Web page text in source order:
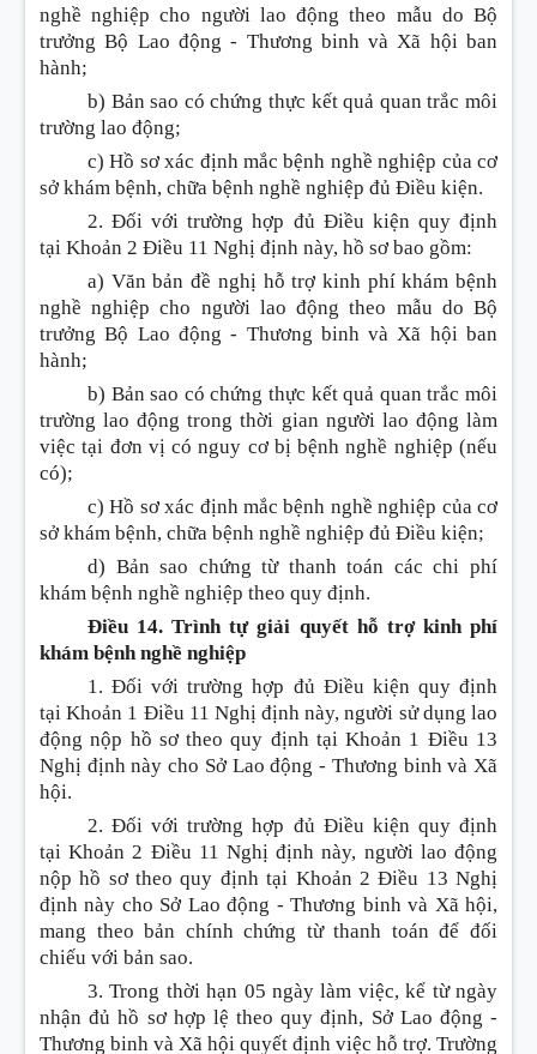
nghề nghiệp cho người lao động theo mẫu do Bộ
trưởng Bộ Lao động - Thương binh và Xã hội ban
hành;
b) Bản sao có chứng thực kết quả quan trắc môi
trường lao động;
c) Hồ sơ xác định mắc bệnh nghề nghiệp của cơ
sở khám bệnh, chữa bệnh nghề nghiệp đủ Điều kiện.
2. Đối với trường hợp đủ Điều kiện quy định
tại Khoản 2 Điều 11 Nghị định này, hồ sơ bao gồm:
a) Văn bản đề nghị hỗ trợ kinh phí khám bệnh
nghề nghiệp cho người lao động theo mẫu do Bộ
trưởng Bộ Lao động - Thương binh và Xã hội ban
hành;
b) Bản sao có chứng thực kết quả quan trắc môi
trường lao động trong thời gian người lao động làm
việc tại đơn vị có nguy cơ bị bệnh nghề nghiệp (nếu
có);
c) Hồ sơ xác định mắc bệnh nghề nghiệp của cơ
sở khám bệnh, chữa bệnh nghề nghiệp đủ Điều kiện;
d) Bản sao chứng từ thanh toán các chi phí
khám bệnh nghề nghiệp theo quy định.
Điều 14. Trình tự giải quyết hỗ trợ kinh phí
khám bệnh nghề nghiệp
1. Đối với trường hợp đủ Điều kiện quy định
tạiKhoản 1 Điều 11 Nghị định này, người sử dụng lao
động nộp hồ sơ theo quy định tạiKhoản 1 Điều 13
Nghị định này cho Sở Lao động - Thương binh và Xã
hội.
2. Đối với trường hợp đủ Điều kiện quy định
tạiKhoản 2 Điều 11 Nghị định này, người lao động
nộp hồ sơ theo quy định tại Khoản 2Điều 13 Nghị
định này cho Sở Lao động - Thương binh và Xã hội,
mang theo bản chính chứng từ thanh toán để đối
chiếu với bản sao.
3. Trong thời hạn 05 ngày làm việc, kể từ ngày
nhận đủ hồ sơ hợp lệ theo quy định, Sở Lao động -
Thương binh và Xã hội quyết định việc hỗ trợ. Trường